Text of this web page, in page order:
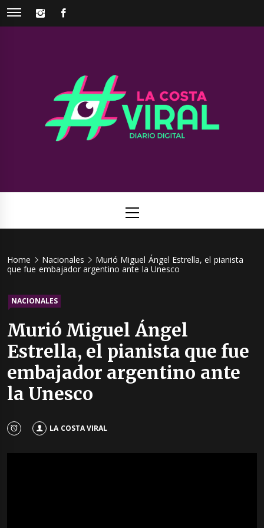
Skip
INSTAGRAM
Viral
Menu
Home Nacionales
Murió Miguel Ángel Estrella, el pianista
que fue embajador argentino ante la Unesco
NACIONALES
Murió Miguel Ángel
Estrella, el pianista que fue
embajador argentino ante
la Unesco
LA COSTA VIRAL